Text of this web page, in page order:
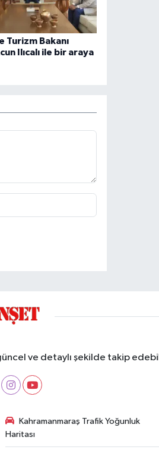
Turizm Bakanı
Ilıcalı ile bir araya
ve detaylı şekilde takip
Kahramanmaraş Trafik Yoğunluk
Haritası